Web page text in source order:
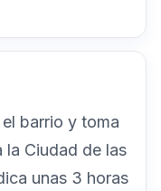
barrio y toma
la Ciudad de las
unas 3 horas